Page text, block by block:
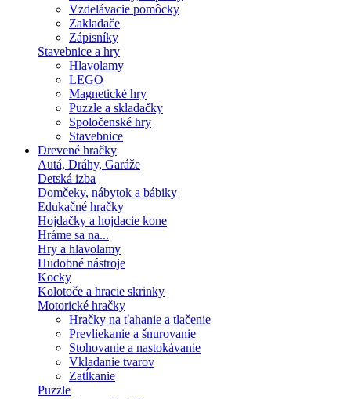
Vzdelávacie pomôcky
Zakladače
Zápisníky
Stavebnice a hry
Hlavolamy
LEGO
Magnetické hry
Puzzle a skladačky
Spoločenské hry
Stavebnice
Drevené hračky
Autá, Dráhy, Garáže
Detská izba
Domčeky, nábytok a bábiky
Edukačné hračky
Hojdačky a hojdacie kone
Hráme sa na...
Hry a hlavolamy
Hudobné nástroje
Kocky
Kolotoče a hracie skrinky
Motorické hračky
Hračky na ťahanie a tlačenie
Prevliekanie a šnurovanie
Stohovanie a nastokávanie
Vkladanie tvarov
Zatĺkanie
Puzzle